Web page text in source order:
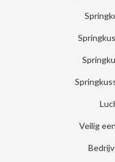
Veilig